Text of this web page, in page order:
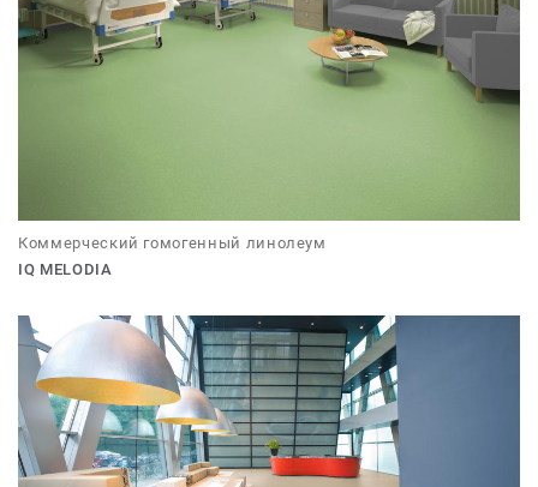
Коммерческий гомогенный линолеум
IQ MELODIA